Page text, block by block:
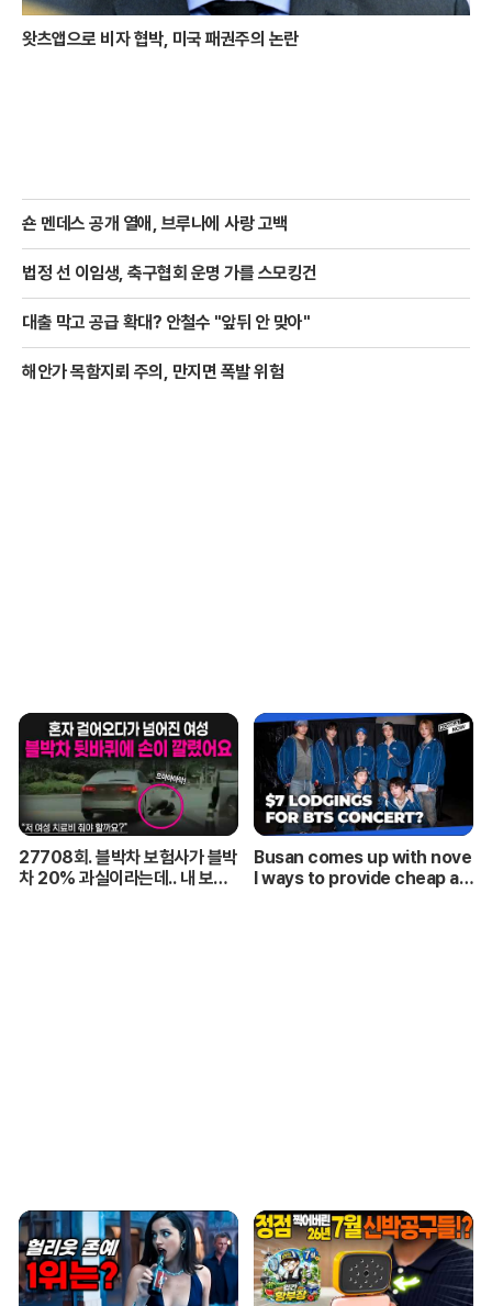
왓츠앱으로 비자 협박, 미국 패권주의 논란
숀 멘데스 공개 열애, 브루나에 사랑 고백
법정 선 이임생, 축구협회 운명 가를 스모킹건
대출 막고 공급 확대? 안철수 "앞뒤 안 맞아"
해안가 목함지뢰 주의, 만지면 폭발 위험
27708회. 블박차 보험사가 블박
차 20% 과실이라는데.. 내 보험
Busan comes up with nove
l ways to provide cheap ac